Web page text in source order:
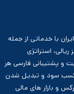
با خدماتی از جمله
ریالی، استراتژی
و پشتیبانی فارسی هر
کسب سود و تبدیل شدن
و بازار های مالی